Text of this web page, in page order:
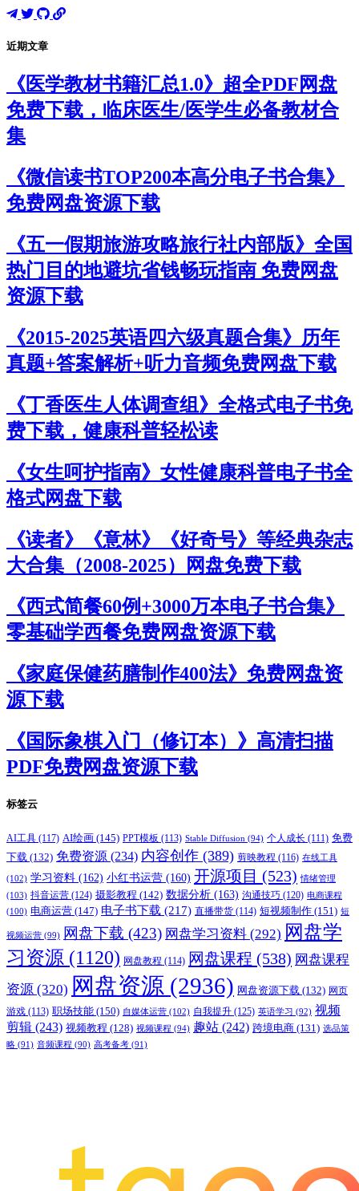
近期文章
《医学教材书籍汇总1.0》超全PDF网盘
免费下载，临床医生/医学生必备教材合
集
《微信读书TOP200本高分电子书合集》
免费网盘资源下载
《五一假期旅游攻略旅行社内部版》全国
热门目的地避坑省钱畅玩指南 免费网盘
资源下载
《2015-2025英语四六级真题合集》历年
真题+答案解析+听力音频免费网盘下载
《丁香医生人体调查组》全格式电子书免
费下载，健康科普轻松读
《女生呵护指南》女性健康科普电子书全
格式网盘下载
《读者》《意林》《好奇号》等经典杂志
大合集（2008-2025）网盘免费下载
《西式简餐60例+3000万本电子书合集》
零基础学西餐免费网盘资源下载
《家庭保健药膳制作400法》免费网盘资
源下载
《国际象棋入门（修订本）》高清扫描
PDF免费网盘资源下载
标签云
AI工具 (117) AI绘画 (145) PPT模板 (113) Stable Diffusion (94) 个人成长 (111) 免费
下载 (132) 免费资源 (234) 内容创作 (389) 剪映教程 (116) 在线工具
(102) 学习资料 (162) 小红书运营 (160) 开源项目 (523) 情绪管理
(103) 抖音运营 (124) 摄影教程 (142) 数据分析 (163) 沟通技巧 (120) 电商课程
(100) 电商运营 (147) 电子书下载 (217) 直播带货 (114) 短视频制作 (151) 短
视频运营 (99) 网盘下载 (423) 网盘学习资料 (292) 网盘学
习资源 (1120) 网盘教程 (114) 网盘课程 (538) 网盘课程
资源 (320) 网盘资源 (2936) 网盘资源下载 (132) 网页
游戏 (113) 职场技能 (150) 自媒体运营 (102) 自我提升 (125) 英语学习 (92) 视频
剪辑 (243) 视频教程 (128) 视频课程 (94) 趣站 (242) 跨境电商 (131) 选品策
略 (91) 音频课程 (90) 高考备考 (91)